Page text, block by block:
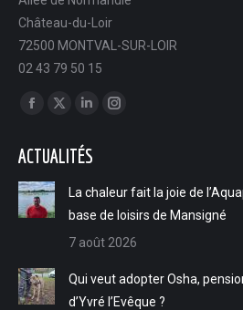
Château-du-Loir
72500 MONTVAL-SUR-LOIR
02 43 79 50 15
Trouvez nous sur :
Facebook
opens
in
new
X
opens
new
LinkedIn
opens
in
new
Instagram
new
ACTUALITÉS
La chaleur fait la joie de
base de loisirs de Mansigné
7 août 2026
Qui veut adopter Osha,
d’Yvré l’Evêque ?